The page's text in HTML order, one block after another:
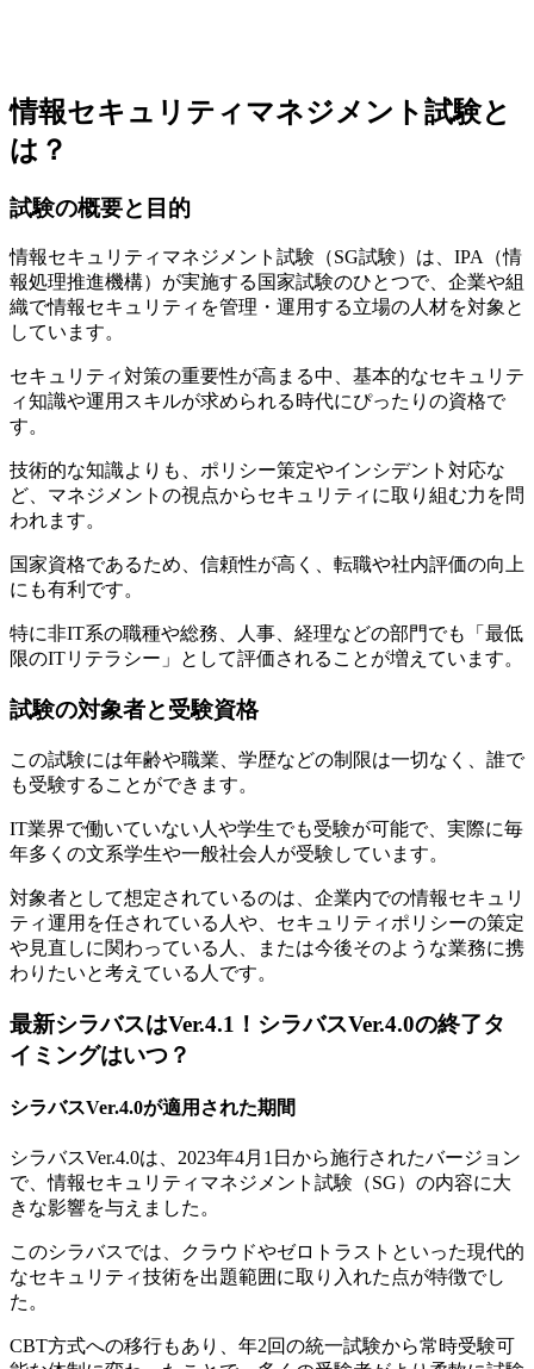
情報セキュリティマネジメント試験と
は？
試験の概要と目的
情報セキュリティマネジメント試験（SG試験）は、IPA（情
報処理推進機構）が実施する国家試験のひとつで、企業や組
織で情報セキュリティを管理・運用する立場の人材を対象と
しています。
セキュリティ対策の重要性が高まる中、基本的なセキュリテ
ィ知識や運用スキルが求められる時代にぴったりの資格で
す。
技術的な知識よりも、ポリシー策定やインシデント対応な
ど、マネジメントの視点からセキュリティに取り組む力を問
われます。
国家資格であるため、信頼性が高く、転職や社内評価の向上
にも有利です。
特に非IT系の職種や総務、人事、経理などの部門でも「最低
限のITリテラシー」として評価されることが増えています。
試験の対象者と受験資格
この試験には年齢や職業、学歴などの制限は一切なく、誰で
も受験することができます。
IT業界で働いていない人や学生でも受験が可能で、実際に毎
年多くの文系学生や一般社会人が受験しています。
対象者として想定されているのは、企業内での情報セキュリ
ティ運用を任されている人や、セキュリティポリシーの策定
や見直しに関わっている人、または今後そのような業務に携
わりたいと考えている人です。
最新シラバスはVer.4.1！シラバスVer.4.0の終了タ
イミングはいつ？
シラバスVer.4.0が適用された期間
シラバスVer.4.0は、2023年4月1日から施行されたバージョン
で、情報セキュリティマネジメント試験（SG）の内容に大
きな影響を与えました。
このシラバスでは、クラウドやゼロトラストといった現代的
なセキュリティ技術を出題範囲に取り入れた点が特徴でし
た。
CBT方式への移行もあり、年2回の統一試験から常時受験可